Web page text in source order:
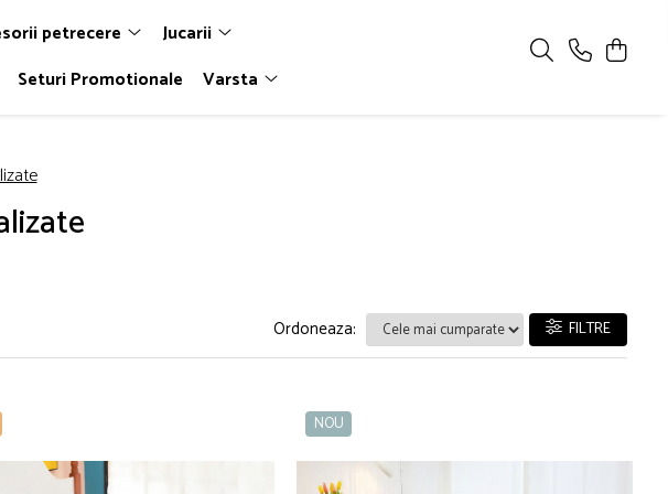
petrecere
Jucarii
Seturi Promotionale Varsta
FILTRE
Ordoneaza:
NOU